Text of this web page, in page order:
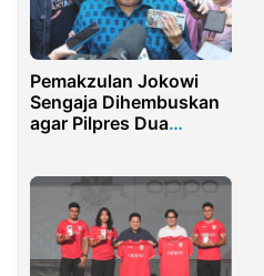
Pemakzulan Jokowi
Sengaja Dihembuskan
agar Pilpres Dua